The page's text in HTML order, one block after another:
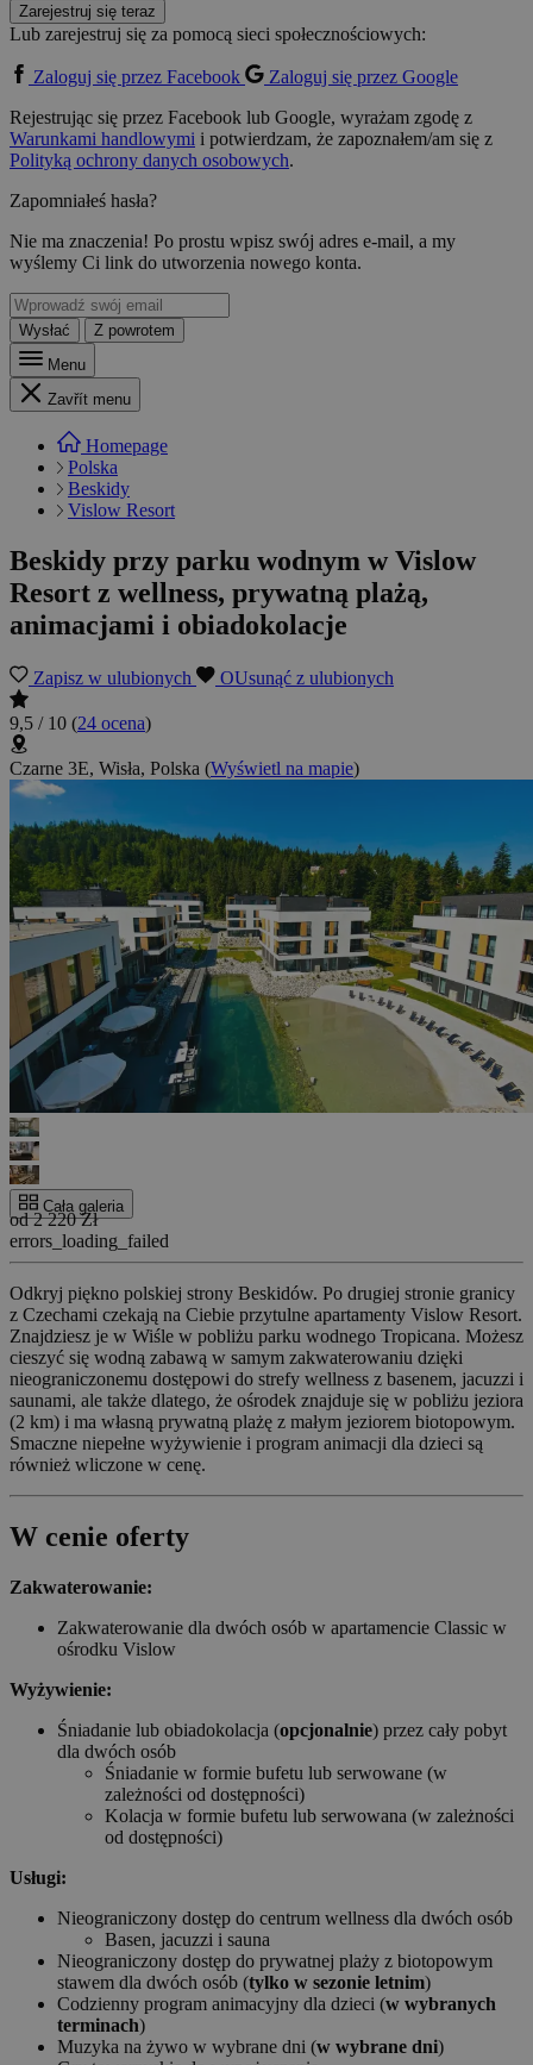
Zarejestruj się teraz
Lub zarejestruj się za pomocą sieci społecznościowych:
Zaloguj się przez Facebook
Zaloguj się przez Google
Rejestrując się przez Facebook lub Google, wyrażam zgodę z
Warunkami handlowymi i potwierdzam, że zapoznałem/am się z
Polityką ochrony danych osobowych.
Zapomniałeś hasła?
Nie ma znaczenia! Po prostu wpisz swój adres e-mail, a my
wyślemy Ci link do utworzenia nowego konta.
Wysłać
Z powrotem
Menu
Zavřít menu
Homepage
Polska
Beskidy
Vislow Resort
Beskidy przy parku wodnym w Vislow
Resort z wellness, prywatną plażą,
animacjami i obiadokolacje
Zapisz w ulubionych OUsunąć z ulubionych
9,5 / 10 (24 ocena)
Czarne 3E, Wisła, Polska (Wyświetl na mapie)
Cała galeria
od 2 220 Zł
errors_loading_failed
Odkryj piękno polskiej strony Beskidów. Po drugiej stronie granicy
z Czechami czekają na Ciebie przytulne apartamenty Vislow Resort.
Znajdziesz je w Wiśle w pobliżu parku wodnego Tropicana. Możesz
cieszyć się wodną zabawą w samym zakwaterowaniu dzięki
nieograniczonemu dostępowi do strefy wellness z basenem, jacuzzi i
saunami, ale także dlatego, że ośrodek znajduje się w pobliżu jeziora
(2 km) i ma własną prywatną plażę z małym jeziorem biotopowym.
Smaczne niepełne wyżywienie i program animacji dla dzieci są
również wliczone w cenę.
W cenie oferty
Zakwaterowanie:
Zakwaterowanie dla dwóch osób w apartamencie Classic w
ośrodku Vislow
Wyżywienie:
Śniadanie lub obiadokolacja (opcjonalnie) przez cały pobyt
dla dwóch osób
Śniadanie w formie bufetu lub serwowane (w
zależności od dostępności)
Kolacja w formie bufetu lub serwowana (w zależności
od dostępności)
Usługi:
Nieograniczony dostęp do centrum wellness dla dwóch osób
Basen, jacuzzi i sauna
Nieograniczony dostęp do prywatnej plaży z biotopowym
stawem dla dwóch osób (tylko w sezonie letnim)
Codzienny program animacyjny dla dzieci (w wybranych
terminach)
Muzyka na żywo w wybrane dni (w wybrane dni)